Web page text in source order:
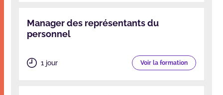
Manager des représentants du
personnel
1 jour Voir la formation